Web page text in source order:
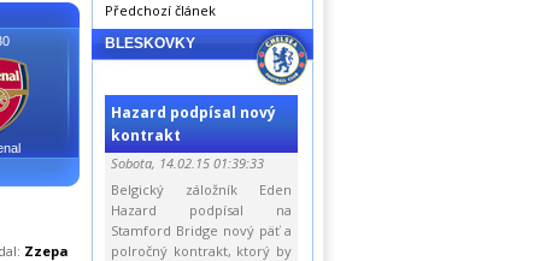
Zzepa
Předchozí článek
BLESKOVKY
Hazard podpísal nový
kontrakt
Sobota, 14.02.15 01:39:33
Belgický záložník Eden
Hazard podpísal na
Stamford Bridge nový päť a
polročný kontrakt, ktorý by